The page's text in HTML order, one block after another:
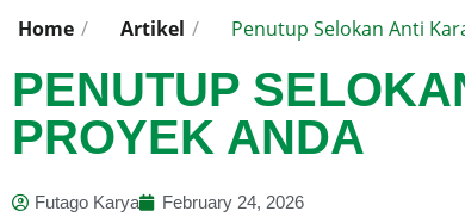
Home / Artikel / Penutup Selokan Anti
PENUTUP
PROYEK ANDA
Futago Karya February 24, 2026